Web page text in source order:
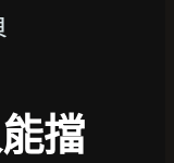
擋